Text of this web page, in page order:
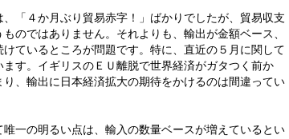
「４か月ぶり貿易赤字！」ばかりでしたが、貿易収支
のではありません。それよりも、輸出が金額ベース、
ているところが問題です。特に、直近の５月に関して
す。イギリスのＥＵ離脱で世界経済がガタつく前か
、輸出に日本経済拡大の期待をかけるのは間違ってい
一の明るい点は、輸入の数量ベースが増えているとい